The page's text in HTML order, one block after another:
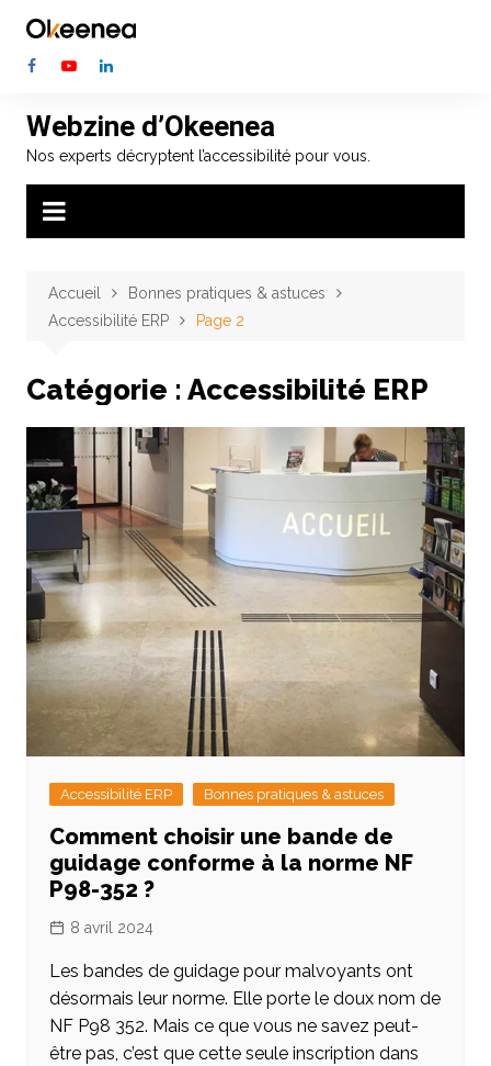
contenu
Webzine d’Okeenea
Nos experts décryptent l’accessibilité pour vous.
Accueil
Bonnes pratiques & astuces
Accessibilité ERP
Page 2
Catégorie : Accessibilité ERP
Accessibilité ERP Bonnes pratiques & astuces
Comment choisir une bande de
guidage conforme à la norme NF
P98-352 ?
8 avril 2024
Les bandes de guidage pour malvoyants ont
désormais leur norme. Elle porte le doux nom de
NF P98 352. Mais ce que vous ne savez peut-
être pas, c’est que cette seule inscription dans